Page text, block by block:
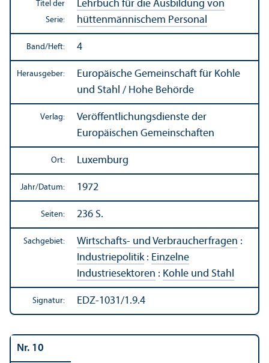
Titel der
Serie:
Lehr­buch für die Ausbildung von
hüttenmännischem Personal
Band/Heft: 4
Herausgeber:
Europäische Gemeinschaft für Kohle
und Stahl / Hohe Behörde
Verlag:
Veröffentlichungs­dienste der
Europäischen Gemeinschaften
Ort: Luxemburg
Jahr/Datum: 1972
Seiten: 236 S.
Sachgebiet: Wirtschafts- und Verbraucherfragen :
Industriepolitik: Einzelne
Industriesektoren : Kohle und Stahl
Signatur: EDZ-1031/1.9.4
Nr. 10